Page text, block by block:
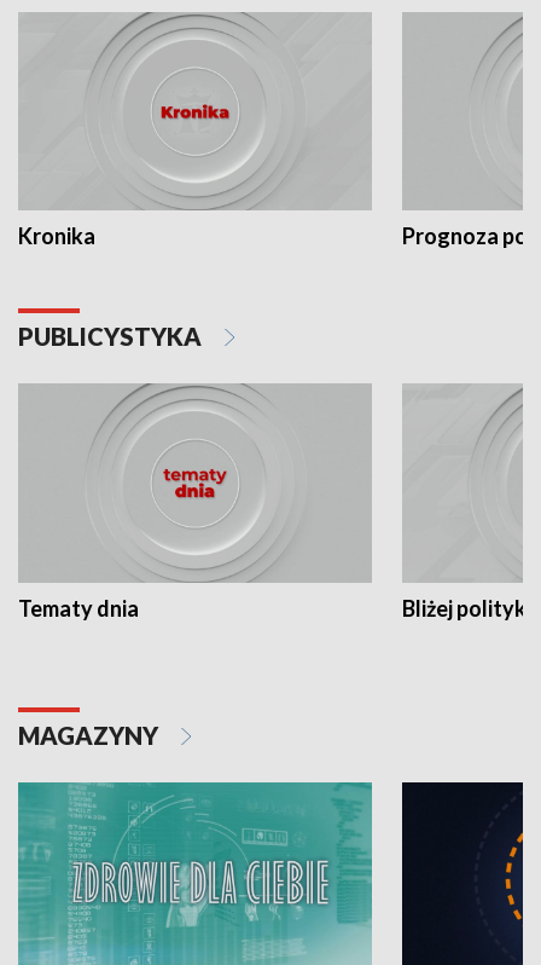
Kronika Prognoza
PUBLICYSTYKA
Tematy dnia Bliżej polityki
MAGAZYNY